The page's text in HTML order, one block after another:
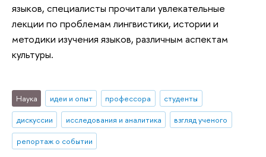
языков, специалисты прочитали увлекательные
лекции по проблемам лингвистики, истории и
методики изучения языков, различным аспектам
культуры.
Наука идеи и опыт профессора
студенты
дискуссии
исследования и аналитика
взгляд ученого
репортаж о событии